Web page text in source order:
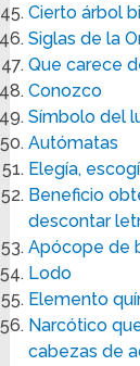
Cierto árbol
Siglas de la
Que carece
Conozco
Símbolo del
Autómatas
Elegía,
Beneficio
descontar
Apócope de
Lodo
Elemento
Narcótico
cabezas de